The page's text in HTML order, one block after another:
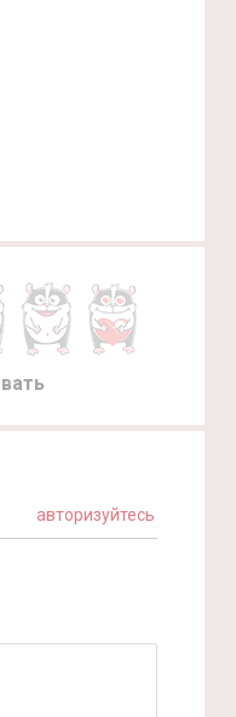
авторизуйтесь